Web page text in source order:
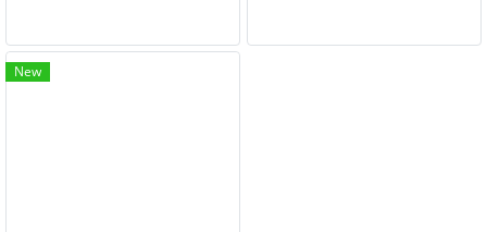
New